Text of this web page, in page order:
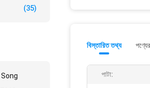
(35)
বিস্তারিত তথ্য
পাটা: